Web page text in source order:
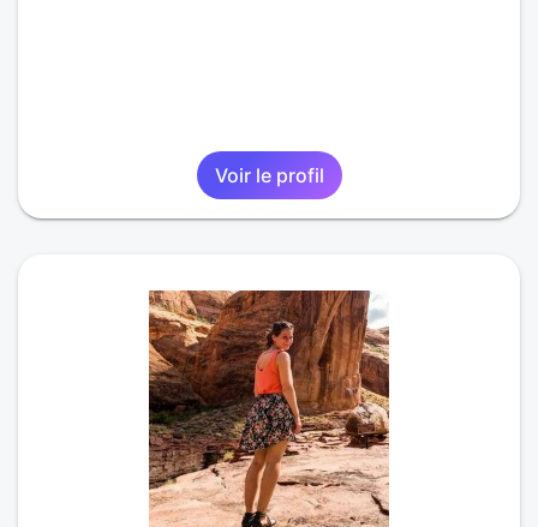
Voir le profil